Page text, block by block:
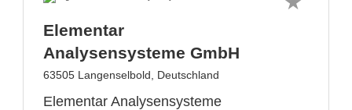
Elementar
Analysensysteme GmbH
63505 Langenselbold, Deutschland
Elementar Analysensysteme